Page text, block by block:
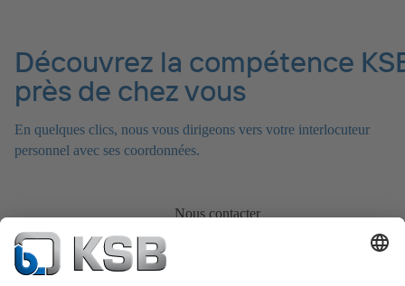
Découvrez la compétence
près de chez vous
En quelques clics, nous vous dirigeons vers votre interlocuteur
personnel avec ses coordonnées.
Nous contacter